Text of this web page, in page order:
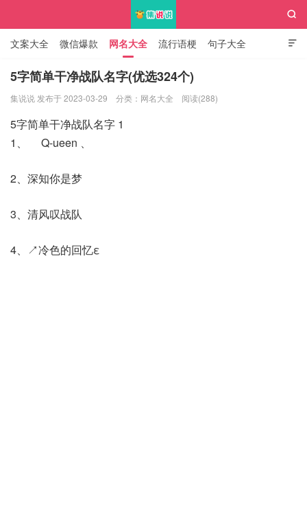

文案大全 微信爆款 网名大全 流行语梗 句子大全
知识大全

5字简单干净战队名字(优选324个)
集说说 发布于 2023-03-29 分类： 网名大全 阅读(288)
5字简单干净战队名字 1
1、ゝ Q-ueen 、
2、深知你是梦
3、清风叹战队
4、↗冷色的回忆ε